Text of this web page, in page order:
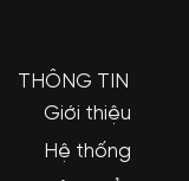
THÔNG TIN
Giới thiệu
Hệ thống